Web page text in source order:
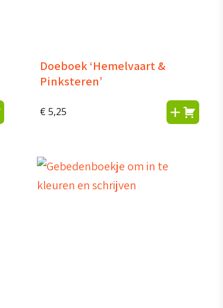
Doeboek ‘Hemelvaart &
Pinksteren’
€ 5,25